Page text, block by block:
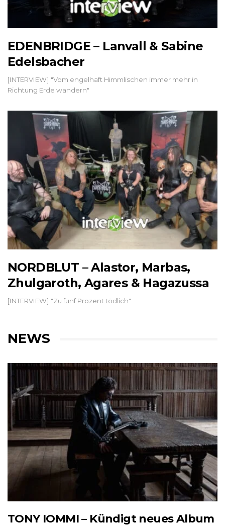
EDENBRIDGE – Lanvall & Sabine
Edelsbacher
[INTERVIEW] "Vom engelhaft Himmlischen immer mehr in
Richtung Erde wandern"
NORDBLUT – Alastor, Marbas,
Zhulgaroth, Agares & Hagazussa
[INTERVIEW] "Zu fünf Prozent tödlich"
NEWS
TONY IOMMI – Kündigt neues Album